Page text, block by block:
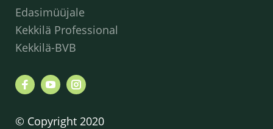
Edasimüüjale
Kekkilä Professional
Kekkilä-BVB
© Copyright 2020